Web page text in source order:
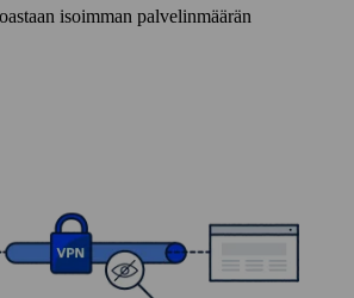
isoimman palvelin­määrän